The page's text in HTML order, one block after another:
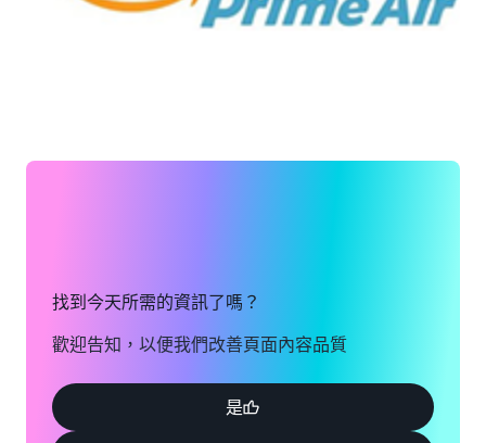
找到今天所需的資訊了嗎？
歡迎告知，以便我們改善頁面內容品質
是